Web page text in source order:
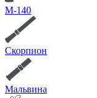
М-140
Скорпион
Мальвина